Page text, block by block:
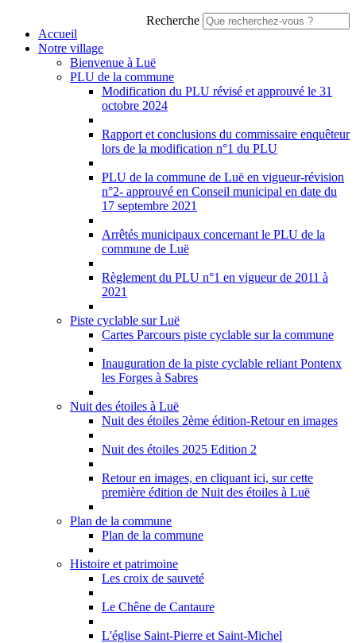
Recherche
Accueil
Notre village
Bienvenue à Luë
PLU de la commune
Modification du PLU révisé et approuvé le 31
octobre 2024
Rapport et conclusions du commissaire enquêteur
lors de la modification n°1 du PLU
PLU de la commune de Luë en vigueur-révision
n°2- approuvé en Conseil municipal en date du
17 septembre 2021
Arrêtés municipaux concernant le PLU de la
commune de Luë
Règlement du PLU n°1 en vigueur de 2011 à
2021
Piste cyclable sur Luë
Cartes Parcours piste cyclable sur la commune
Inauguration de la piste cyclable reliant Pontenx
les Forges à Sabres
Nuit des étoiles à Luë
Nuit des étoiles 2ème édition-Retour en images
Nuit des étoiles 2025 Edition 2
Retour en images, en cliquant ici, sur cette
première édition de Nuit des étoiles à Luë
Plan de la commune
Plan de la commune
Histoire et patrimoine
Les croix de sauveté
Le Chêne de Cantaure
L'église Saint-Pierre et Saint-Michel